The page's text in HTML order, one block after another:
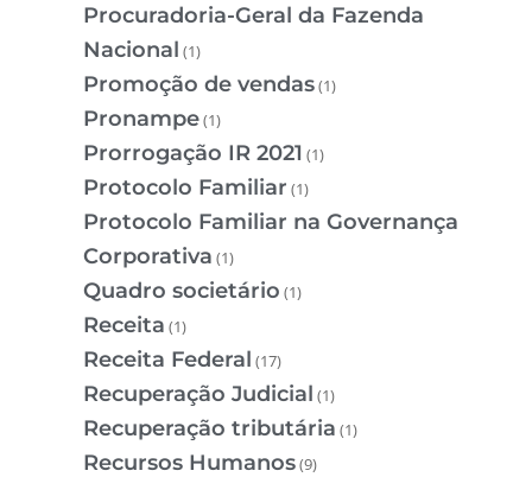
Procuradoria-Geral da Fazenda
Nacional (1)
Promoção de vendas(1)
Pronampe(1)
Prorrogação IR 2021 (1)
Protocolo Familiar (1)
Protocolo Familiar na Governança
Corporativa (1)
Quadro societário (1)
Receita (1)
Receita Federal (17)
Recuperação Judicial (1)
Recuperação tributária (1)
Recursos Humanos(9)